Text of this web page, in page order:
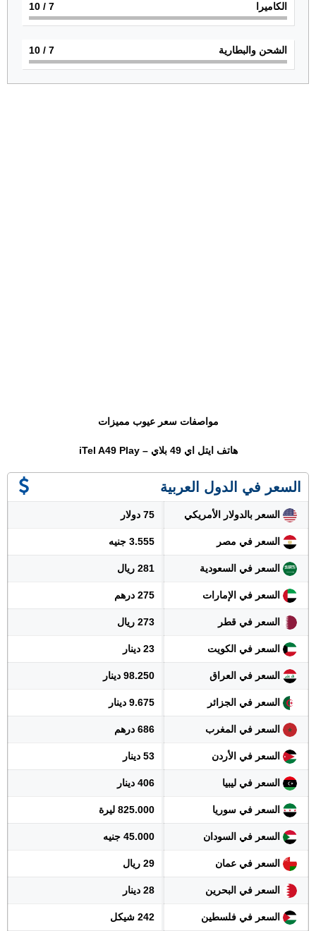
الكاميرا 7
/ 10
الشحن والبطارية 7
/ 10
مواصفات سعر عيوب مميزات
هاتف ايتل اي 49 بلاي – iTel A49 Play
السعر في الدول العربية
السعر بالدولار الأمريكي 75 دولار
السعر في مصر 3.555 جنيه
السعر في السعودية 281 ريال
السعر في الإمارات 275 درهم
السعر في قطر 273 ريال
السعر في الكويت 23 دينار
السعر في العراق 98.250 دينار
السعر في الجزائر 9.675 دينار
السعر في المغرب 686 درهم
السعر في الأردن 53 دينار
السعر في ليبيا 406 دينار
السعر في سوريا 825.000 ليرة
السعر في السودان 45.000 جنيه
السعر في عمان 29 ريال
السعر في البحرين 28 دينار
السعر في فلسطين 242 شيكل